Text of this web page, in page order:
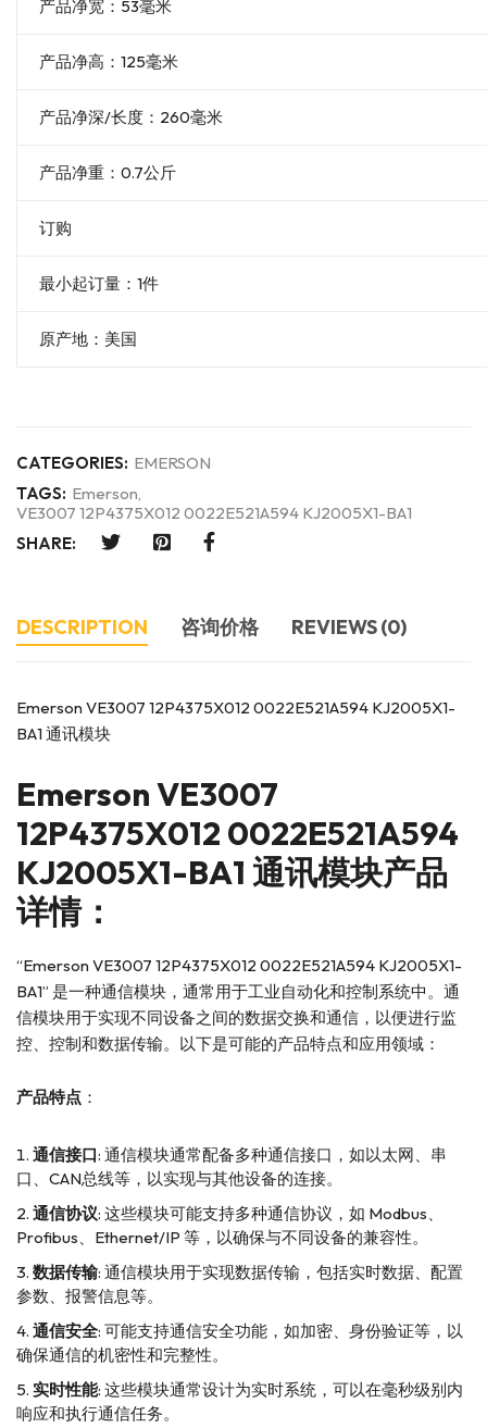
产品净宽：53毫米
产品净高：125毫米
产品净深/长度：260毫米
产品净重：0.7公斤
订购
最小起订量：1件
原产地：美国
CATEGORIES: EMERSON
TAGS: Emerson,
VE3007 12P4375X012 0022E521A594 KJ2005X1-BA1
SHARE:
DESCRIPTION 咨询价格 REVIEWS (0)
Emerson VE3007 12P4375X012 0022E521A594 KJ2005X1-
BA1 通讯模块
EmersonVE3007
12P4375X012 0022E521A594
KJ2005X1-BA1 通讯模块产品
详情：
“Emerson VE3007 12P4375X012 0022E521A594 KJ2005X1-
BA1” 是一种通信模块，通常用于工业自动化和控制系统中。通
信模块用于实现不同设备之间的数据交换和通信，以便进行监
控、控制和数据传输。以下是可能的产品特点和应用领域：
产品特点 ：
通信接口: 通信模块通常配备多种通信接口，如以太网、串
口、CAN总线等，以实现与其他设备的连接。
通信协议: 这些模块可能支持多种通信协议，如 Modbus、
Profibus、Ethernet/IP 等，以确保与不同设备的兼容性。
数据传输: 通信模块用于实现数据传输，包括实时数据、配置
参数、报警信息等。
通信安全: 可能支持通信安全功能，如加密、身份验证等，以
确保通信的机密性和完整性。
实时性能: 这些模块通常设计为实时系统，可以在毫秒级别内
响应和执行通信任务。